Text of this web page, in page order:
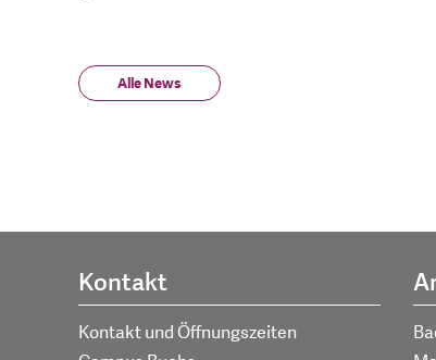
Alle News
Kontakt
Kontakt und Öffnungszeiten